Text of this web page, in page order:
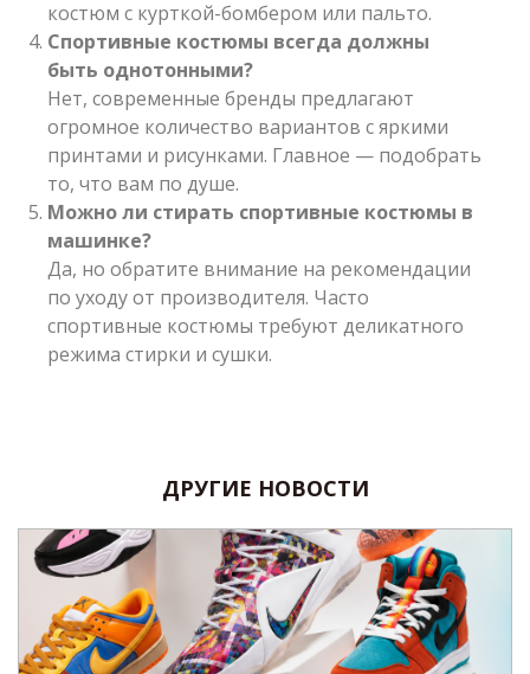
костюм с курткой-бомбером или пальто.
Спортивные костюмы всегда должны
быть однотонными?
Нет, современные бренды предлагают
огромное количество вариантов с яркими
принтами и рисунками. Главное — подобрать
то, что вам по душе.
Можно ли стирать спортивные костюмы в
машинке?
Да, но обратите внимание на рекомендации
по уходу от производителя. Часто
спортивные костюмы требуют деликатного
режима стирки и сушки.
ДРУГИЕ НОВОСТИ